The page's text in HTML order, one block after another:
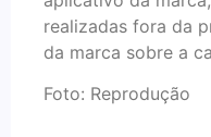
realizadas fora da
da marca sobre a
Foto: Reprodução